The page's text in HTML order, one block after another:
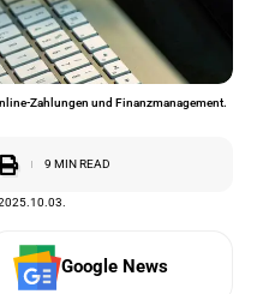
Zahlungen und Finanzmanagement.
9 MIN READ
Google News